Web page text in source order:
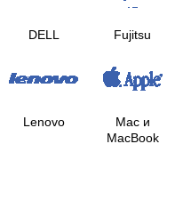
DELL Fujitsu
Lenovo
Mac и
MacBook